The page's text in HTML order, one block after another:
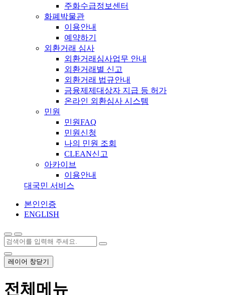
주화수급정보센터
화폐박물관
이용안내
예약하기
외환거래 심사
외환거래심사업무 안내
외환거래별 신고
외환거래 법규안내
금융제제대상자 지급 등 허가
온라인 외환심사 시스템
민원
민원FAQ
민원신청
나의 민원 조회
CLEAN신고
아카이브
이용안내
대국민 서비스
본인인증
ENGLISH
레이어 창닫기
전체메뉴